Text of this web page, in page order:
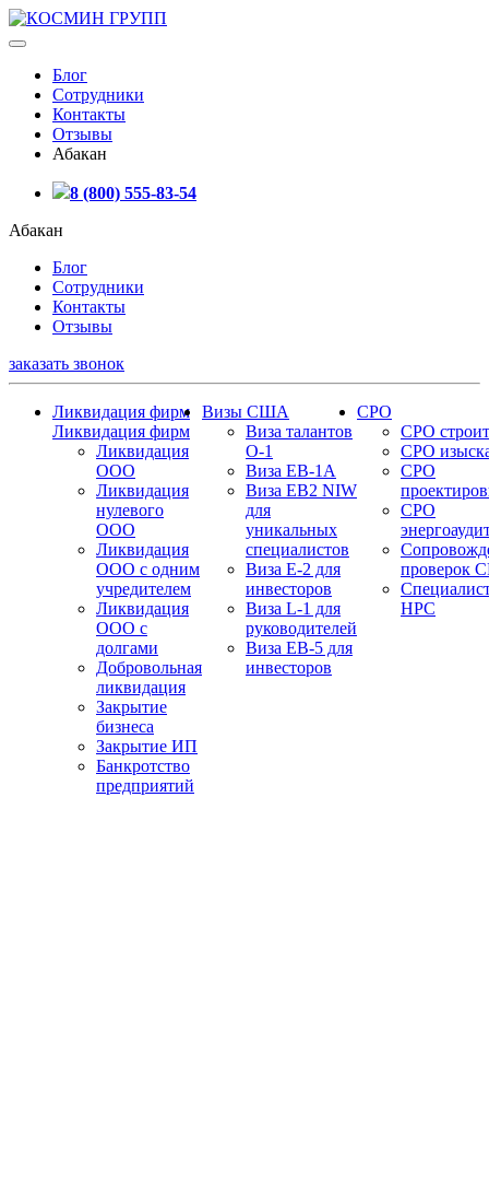
Блог
Сотрудники
Контакты
Отзывы
Абакан
8 (800) 555-83-54
Абакан
Блог
Сотрудники
Контакты
Отзывы
заказать звонок
Ликвидация фирм
Ликвидация фирм
Ликвидация
ООО
Ликвидация
нулевого
ООО
Ликвидация
ООО с одним
учредителем
Ликвидация
ООО с
долгами
Добровольная
ликвидация
Закрытие
бизнеса
Закрытие ИП
Банкротство
предприятий
Визы США
Виза талантов
О-1
Виза EB-1A
Виза EB2 NIW
для
уникальных
специалистов
Виза E-2 для
инвесторов
Виза L-1 для
руководителей
Виза EB-5 для
инвесторов
СРО
СРО
СРО
СРО
СРО
проверок
НРС